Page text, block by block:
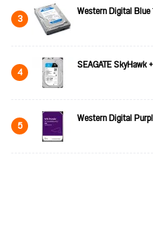
3 Western Digital Blue
4 SEAGATE SkyHawk
5 Western Digital